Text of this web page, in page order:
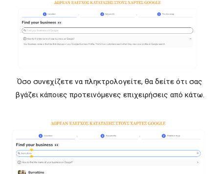
Όσο συνεχίζετε να πληκτρολογείτε, θα δείτε ότι σας
βγάζει κάποιες προτεινόμενες επιχειρήσεις από κάτω.